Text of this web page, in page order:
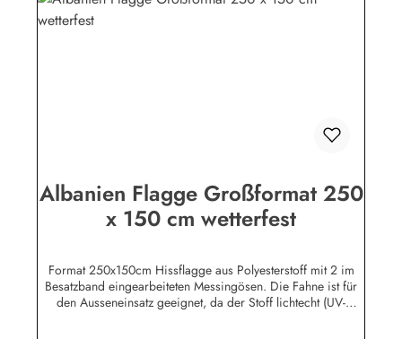
Albanien Flagge Großformat 250
x 150 cm wetterfest
Format 250x150cm Hissflagge aus Polyesterstoff mit 2 im
Besatzband eingearbeiteten Messingösen. Die Fahne ist für
den Ausseneinsatz geeignet, da der Stoff lichtecht (UV-